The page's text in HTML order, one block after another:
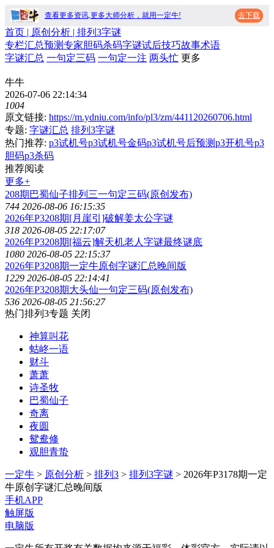
查看更多资讯,更多大师分析，就用一定牛! 去下载
首页 | 原创分析 | 排列3字谜
专栏汇总预测专家胆码杀码字谜试后技巧故事术语
字谜汇总 一句定三码 一句定一注 两头忙 更多
牛牛
2026-07-06 22:14:34
1004
原文链接: https://m.ydniu.com/info/pl3/zm/441120260706.html
专题: 字谜汇总 排列3字谜
热门推荐: p3试机号p3试机号金码p3试机号后预测p3开机号p3
胆码p3杀码
推荐阅读
更多+
208期巴蜀仙子排列三一句定三码(原创发布)
744 2026-08-06 16:15:35
2026年P3208期[月崖引]破解姜太公字谜
318 2026-08-05 22:17:07
2026年P3208期[福云]解天机老人字谜最终谜底
1080 2026-08-05 22:15:37
2026年P3208期一定牛原创字谜汇总晚间版
1229 2026-08-05 22:14:41
2026年P3208期大头仙一句定三码(原创发布)
536 2026-08-05 21:56:27
热门排列3专题 关闭
神算叫花
蛄峂一语
财斗
萧萧
诗圣牧
巴蜀仙子
奇离
夜圆
鸳鸯修
观胆青蛰
一定牛 > 原创分析 > 排列3 > 排列3字谜 > 2026年P3178期一定
牛原创字谜汇总晚间版
手机APP
触屏版
电脑版